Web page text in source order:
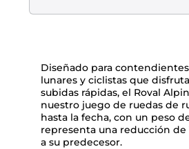
Diseñado para
lunares y ciclistas que
subidas rápidas, el Roval
nuestro juego de ruedas de
hasta la fecha, con un peso de
representa una reducción de
a su predecesor.